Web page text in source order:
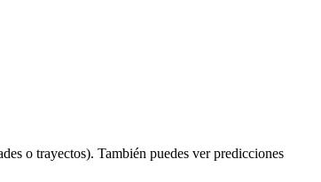
o trayectos). También puedes ver predicciones